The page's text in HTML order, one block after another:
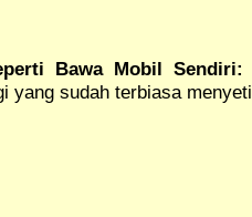
Bawa Mobil Sendiri:
yang sudah terbiasa